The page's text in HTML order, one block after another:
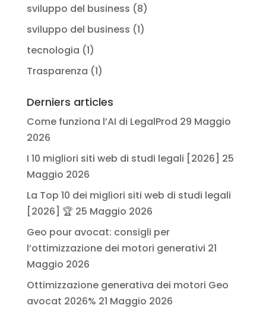
sviluppo del business (8)
sviluppo del business (1)
tecnologia (1)
Trasparenza (1)
Derniers articles
Come funziona l’AI di LegalProd 29 Maggio
2026
I 10 migliori siti web di studi legali [2026] 25
Maggio 2026
La Top 10 dei migliori siti web di studi legali
[2026] 🏆 25 Maggio 2026
Geo pour avocat: consigli per
l’ottimizzazione dei motori generativi 21
Maggio 2026
Ottimizzazione generativa dei motori Geo
avocat 2026% 21 Maggio 2026